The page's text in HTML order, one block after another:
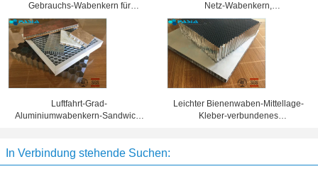
Gebrauchs-Wabenkern für
verschiedene Ausstellungs-
Scheinwerfer-Gitter
Netz-Wabenkern,
Aluminiumbienenwaben-Platten
Luftfahrt-Grad-
Aluminiumwabenkern-Sandwich-
Leichter Bienenwaben-Mittellage-
Kleber-verbundenes
In Verbindung stehende Suchen: